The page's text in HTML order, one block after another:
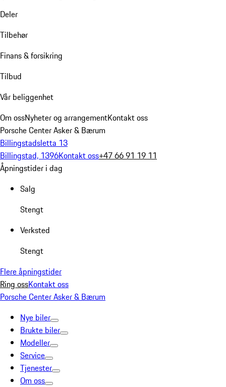
Deler
Tilbehør
Finans & forsikring
Tilbud
Vår beliggenhet
Om ossNyheter og arrangementKontakt oss
Porsche Center Asker & Bærum
Billingstadsletta 13
Billingstad, 1396Kontakt oss+47 66 91 19 11
Åpningstider i dag
Salg
Stengt
Verksted
Stengt
Flere åpningstider
Ring ossKontakt oss
Porsche Center Asker & Bærum
Nye biler
Brukte biler
Modeller
Service
Tjenester
Om oss